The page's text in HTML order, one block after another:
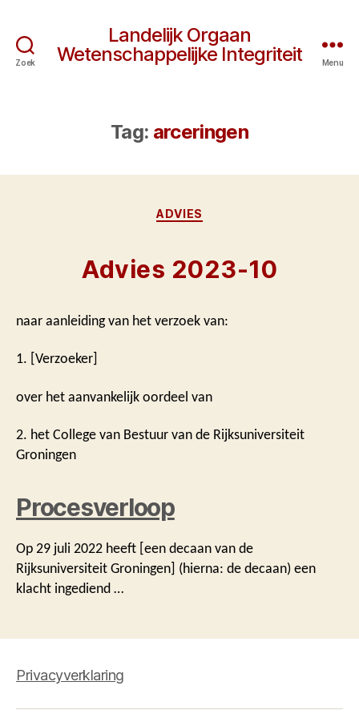
Zoek
Landelijk Orgaan
Wetenschappelijke Integriteit
Menu
Tag: arceringen
Categorieën
ADVIES
Advies 2023-10
naar aanleiding van het verzoek van:
1. [Verzoeker]
over het aanvankelijk oordeel van
2. het College van Bestuur van de Rijksuniversiteit
Groningen
Procesverloop
Op 29 juli 2022 heeft [een decaan van de
Rijksuniversiteit Groningen] (hierna: de decaan) een
klacht ingediend …
Privacyverklaring